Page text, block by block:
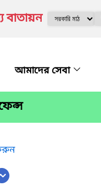
বাতায়ন
আমাদের সেবা